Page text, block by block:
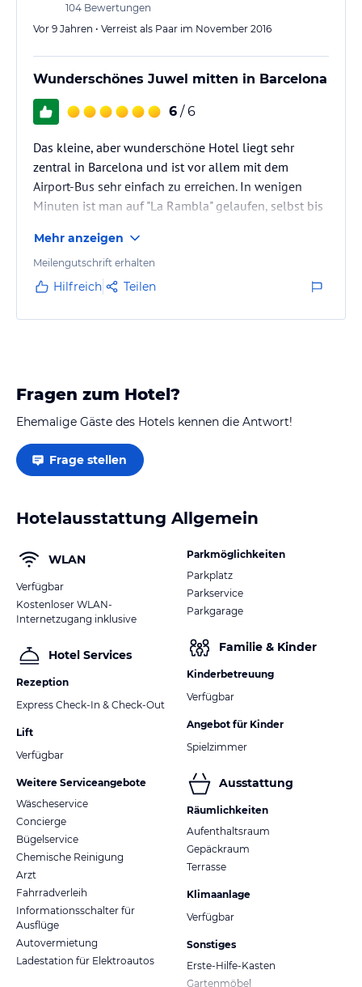
104 Bewertungen
Vor 9 Jahren • Verreist als Paar im November 2016
Wunderschönes Juwel mitten in Barcelona
6 / 6
Das kleine, aber wunderschöne Hotel liegt sehr
zentral in Barcelona und ist vor allem mit dem
Airport-Bus sehr einfach zu erreichen. In wenigen
Minuten ist man auf "La Rambla" gelaufen, selbst bis
Der Personal ist überaus freundlich und heißt einen
mit offenen Armen willkommen. Das Hotel kann ich
uneingeschränkt empfehlen und ich würde jederzeit
Mehr anzeigen
Meilengutschrift erhalten
Hilfreich Teilen
Fragen zum Hotel?
Ehemalige Gäste des Hotels kennen die Antwort!
Frage stellen
Hotelausstattung Allgemein
WLAN
Verfügbar
Kostenloser WLAN-
Internetzugang inklusive
Hotel Services
Rezeption
Express Check-In & Check-Out
Lift
Verfügbar
Weitere Serviceangebote
Wäscheservice
Concierge
Bügelservice
Chemische Reinigung
Arzt
Fahrradverleih
Informationsschalter für
Ausflüge
Autovermietung
Ladestation für Elektroautos
Parkmöglichkeiten
Parkplatz
Parkservice
Parkgarage
Familie & Kinder
Kinderbetreuung
Verfügbar
Angebot für Kinder
Spielzimmer
Ausstattung
Räumlichkeiten
Aufenthaltsraum
Gepäckraum
Terrasse
Klimaanlage
Verfügbar
Sonstiges
Erste-Hilfe-Kasten
Gartenmöbel